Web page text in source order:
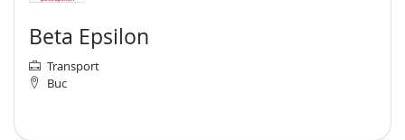
Beta Epsilon
Transport
Buc